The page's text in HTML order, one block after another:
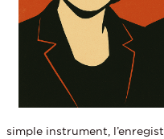
simple instrument,